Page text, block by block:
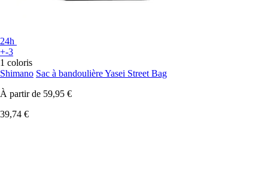
24h
+-3
1 coloris
Shimano Sac à bandoulière Yasei Street Bag
À partir de 59,95 €
39,74 €